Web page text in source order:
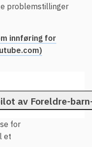
problemstillinger
innføring for
av Foreldre-
for
et